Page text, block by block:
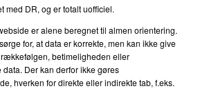
med DR, og er totalt uofficiel.
er alene beregnet til almen orientering.
for, at data er korrekte, men kan ikke give
betimeligheden eller
Der kan derfor ikke gøres
hverken for direkte eller indirekte tab, f.eks.